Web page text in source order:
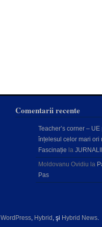
Comentarii recente
Teacher’s corner – UE
înțelesul celor mari ori
Fascinație la
Moldovanu Ovidiu la
Pas
WordPress, Hybrid , şi Hybrid News.